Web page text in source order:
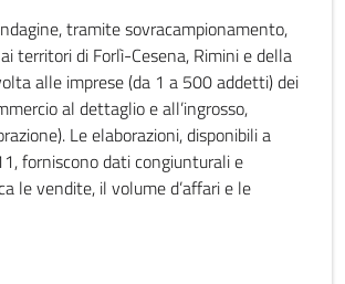
tramite sovracampionamento,
territori di Forlì-Cesena, Rimini e della
alle imprese (da 1 a 500 addetti) dei
al dettaglio e all’ingrosso,
Le elaborazioni, disponibili a
forniscono dati congiunturali e
le vendite, il volume d’affari e le